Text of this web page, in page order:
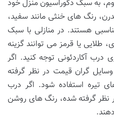
به سبک دکوراسیون منزل خود
رنگ های خنثی مانند سفید،
هستند. در منازلی با سبک
یا قرمز می توانند گزینه
درب آکاردئونی توجه کنید. اگر
گران قیمت در نظر گرفته
تیره استفاده شود. اگر درب
نظر گرفته شده، رنگ های روشن